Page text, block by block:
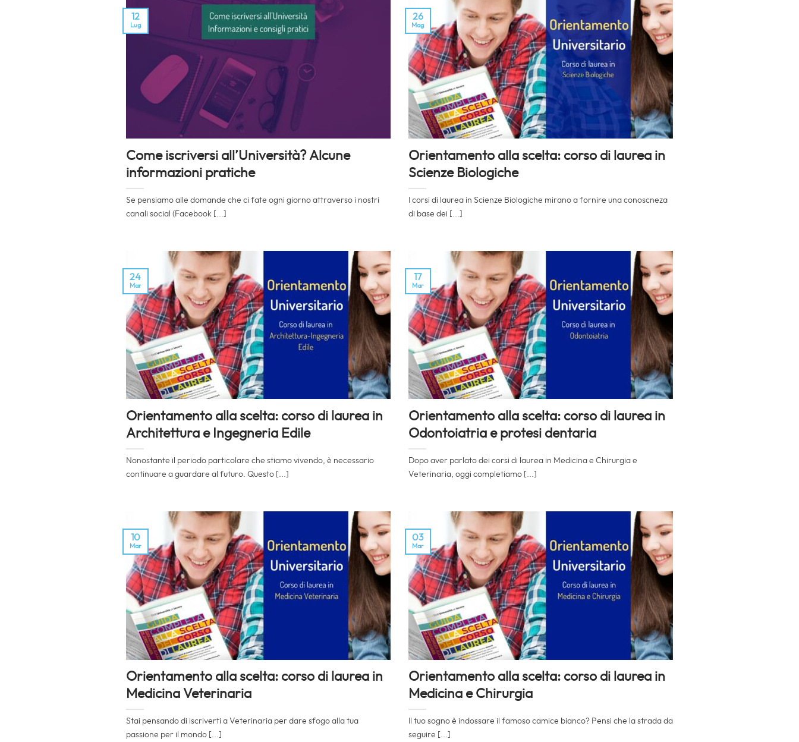
Come iscriversi all’Università? Alcune
informazioni pratiche
Se pensiamo alle domande che ci fate ogni giorno attraverso i nostri
canali social (Facebook [...]
12
Lug
Orientamento alla scelta: corso di laurea in
Scienze Biologiche
I corsi di laurea in Scienze Biologiche mirano a fornire una conoscneza
di base dei [...]
26
Mag
Orientamento alla scelta: corso di laurea in
Architettura e Ingegneria Edile
Nonostante il periodo particolare che stiamo vivendo, è necessario
continuare a guardare al futuro. Questo [...]
24
Mar
Orientamento alla scelta: corso di laurea in
Odontoiatria e protesi dentaria
Dopo aver parlato dei corsi di laurea in Medicina e Chirurgia e
Veterinaria, oggi completiamo [...]
17
Mar
Orientamento alla scelta: corso di laurea in
Medicina Veterinaria
Stai pensando di iscriverti a Veterinaria per dare sfogo alla tua
passione per il mondo [...]
10
Mar
Orientamento alla scelta: corso di laurea in
Medicina e Chirurgia
Il tuo sogno è indossare il famoso camice bianco? Pensi che la strada da
seguire [...]
03
Mar